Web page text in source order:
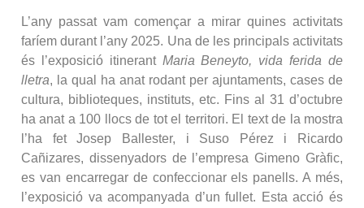
L’any passat vam començar a mirar quines activitats
faríem durant l’any 2025. Una de les principals activitats
és l’exposició itinerant Maria Beneyto, vida ferida de
lletra, la qual ha anat rodant per ajuntaments, cases de
cultura, biblioteques, instituts, etc. Fins al 31 d’octubre
ha anat a 100 llocs de tot el territori. El text de la mostra
l’ha fet Josep Ballester, i Suso Pérez i Ricardo
Cañizares, dissenyadors de l’empresa Gimeno Gràfic,
es van encarregar de confeccionar els panells. A més,
l’exposició va acompanyada d’un fullet. Esta acció és